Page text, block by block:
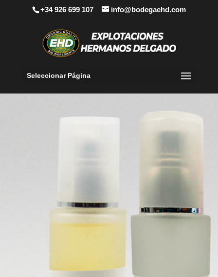
+34 926 699 107 info@bodegaehd.com
Seleccionar Página